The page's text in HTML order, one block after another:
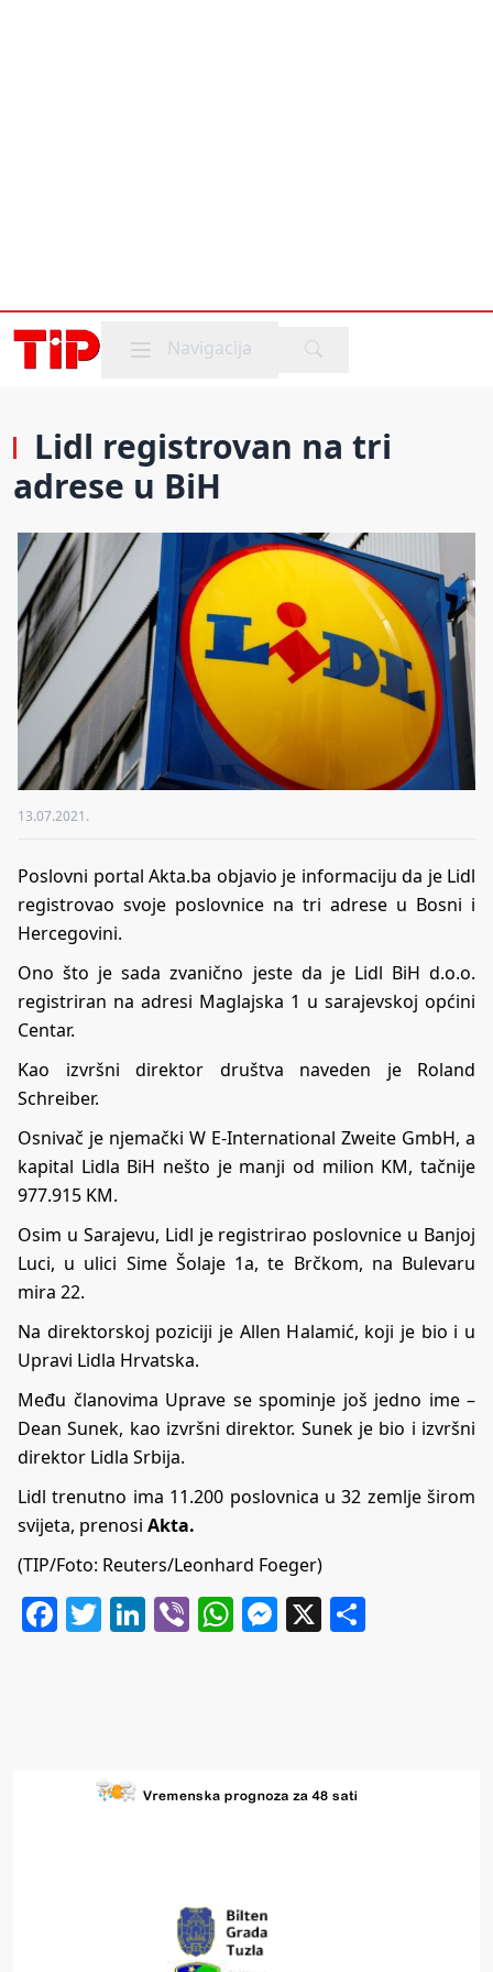
Mobile menu
Navigacija
Lidl registrovan na tri
adrese u BiH
13.07.2021.
Poslovni portal Akta.ba objavio je informaciju da je Lidl
registrovao svoje poslovnice na tri adrese u Bosni i
Hercegovini.
Ono što je sada zvanično jeste da je Lidl BiH d.o.o.
registriran na adresi Maglajska 1 u sarajevskoj općini
Centar.
Kao izvršni direktor društva naveden je Roland
Schreiber.
Osnivač je njemački W E-International Zweite GmbH, a
kapital Lidla BiH nešto je manji od milion KM, tačnije
977.915 KM.
Osim u Sarajevu, Lidl je registrirao poslovnice u Banjoj
Luci, u ulici Sime Šolaje 1a, te Brčkom, na Bulevaru
mira 22.
Na direktorskoj poziciji je Allen Halamić, koji je bio i u
Upravi Lidla Hrvatska.
Među članovima Uprave se spominje još jedno ime –
Dean Sunek, kao izvršni direktor. Sunek je bio i izvršni
direktor Lidla Srbija.
Lidl trenutno ima 11.200 poslovnica u 32 zemlje širom
svijeta, prenosi Akta.
(TIP/Foto: Reuters/Leonhard Foeger)
Facebook
Twitter
LinkedIn
ViberWhatsApp
Messenger
X